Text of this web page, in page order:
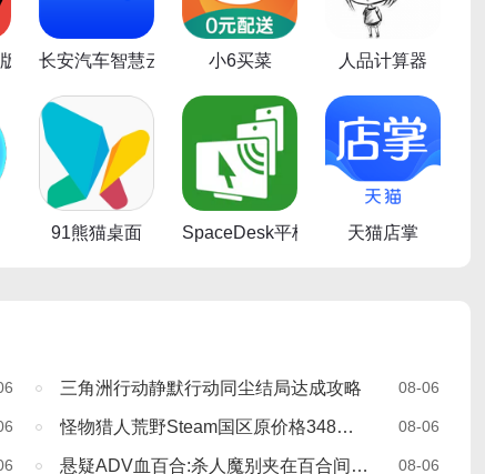
长安汽车智慧云控 小6买菜 人品计算器
91熊猫桌面 SpaceDesk平板端 天猫店掌
三角洲行动静默行动同尘结局达成攻略 08-06
怪物猎人荒野Steam国区原价格348元永降价至198元 08-06
悬疑ADV血百合:杀人魔别夹在百合间9月15日推出 08-06